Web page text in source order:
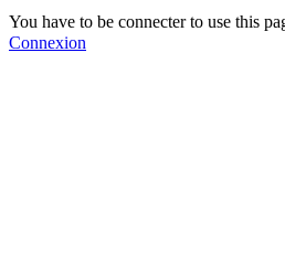
You have to be connecter to use this
Connexion